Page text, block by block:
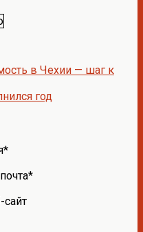
в Чехии — шаг к
год
сайт